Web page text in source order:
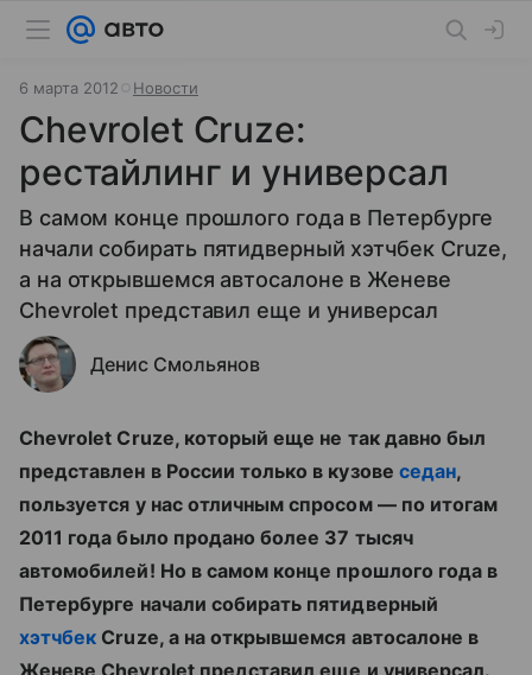
6 марта 2012 Новости
Chevrolet Cruze:
рестайлинг и универсал
В самом конце прошлого года в Петербурге
начали собирать пятидверный хэтчбек Cruze,
а на открывшемся автосалоне в Женеве
Chevrolet представил еще и универсал
Денис Смольянов
Chevrolet Cruze, который еще не так давно был
представлен в России только в кузове седан,
пользуется у нас отличным спросом — по итогам
2011 года было продано более 37 тысяч
автомобилей! Но в самом конце прошлого года в
Петербурге начали собирать пятидверный
хэтчбек Cruze, а на открывшемся автосалоне в
Женеве Chevrolet представил еще и универсал.